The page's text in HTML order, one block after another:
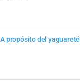
A propósito del yaguareté